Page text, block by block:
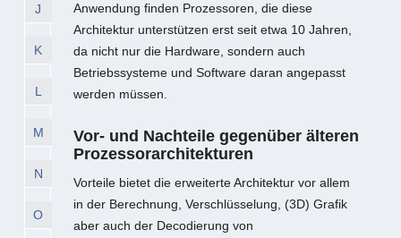
J
K
L
M
N
O
Anwendung finden Prozessoren, die diese
Architektur unterstützen erst seit etwa 10 Jahren,
da nicht nur die Hardware, sondern auch
Betriebssysteme und Software daran angepasst
werden müssen.
Vor- und Nachteile gegenüber älteren
Prozessorarchitekturen
Vorteile bietet die erweiterte Architektur vor allem
in der Berechnung, Verschlüsselung, (3D) Grafik
aber auch der Decodierung von